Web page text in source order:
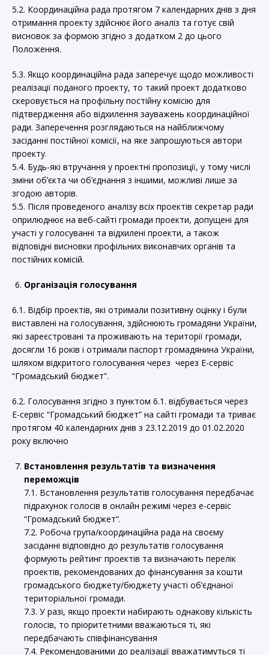
5.2. Координаційна рада протягом 7 календарних днів з дня
отримання проекту здійснює його аналіз та готує свій
висновок за формою згідно з додатком 2 до цього
Положення.
5.3. Якщо координаційна рада заперечує щодо можливості
реалізації поданого проекту, то такий проект додатково
скеровується на профільну постійну комісію для
підтвердження або відхилення зауважень координаційної
ради. Заперечення розглядаються на найближчому
засіданні постійної комісії, на яке запрошуються автори
проекту.
5.4. Будь-які втручання у проектні пропозиції, у тому числі
зміни об’єкта чи об’єднання з іншими, можливі лише за
згодою авторів.
5.5. Після проведеного аналізу всіх проектів секретар ради
оприлюднює на веб-сайті громади проекти, допущені для
участі у голосуванні та відхилені проекти, а також
відповідні висновки профільних виконавчих органів та
постійних комісій.
Організація голосування
6.1. Відбір проектів, які отримали позитивну оцінку і були
виставлені на голосування, здійснюють громадяни України,
які зареєстровані та проживають на території громади,
досягли 16 років і отримали паспорт громадянина України,
шляхом відкритого голосування через через Е-сервіс
“Громадський бюджет”.
6.2. Голосування згідно з пунктом 6.1. відбувається через
Е-сервіс “Громадський бюджет” на сайті громади та триває
протягом 40 календарних днів з 23.12.2019 до 01.02.2020
року включно
Встановлення результатів та визначення
переможців
7.1. Встановлення результатів голосування передбачає
підрахунок голосів в онлайн режимі через е-сервіс
“Громадський бюджет“.
7.2. Робоча група/координаційна рада на своєму
засіданні відповідно до результатів голосування
формують рейтинг проектів та визначають перелік
проектів, рекомендованих до фінансування за кошти
громадського бюджету/бюджету участі об’єднаної
територіальної громади.
7.3. У разі, якщо проекти набирають однакову кількість
голосів, то пріоритетними вважаються ті, які
передбачають співфінансування
7.4. Рекомендованими до реалізації вважатимуться ті